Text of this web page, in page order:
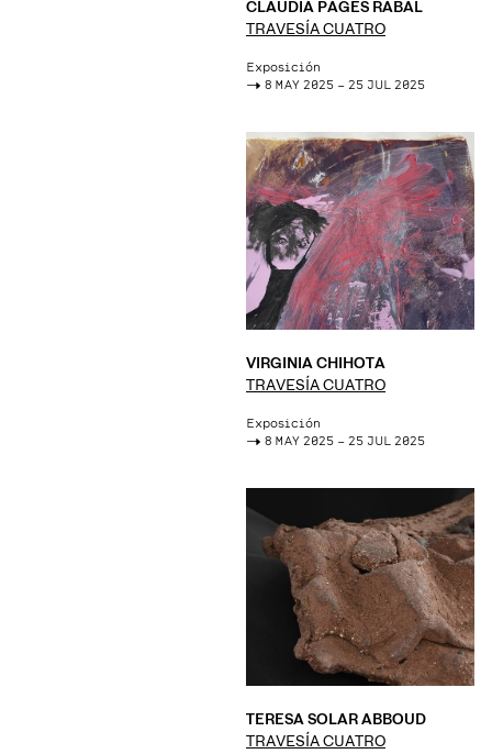
CLAUDIA PAGÈS RABAL
TRAVESÍA CUATRO
Exposición
-> 8 MAY 2025 – 25 JUL 2025
VIRGINIA CHIHOTA
TRAVESÍA CUATRO
Exposición
-> 8 MAY 2025 – 25 JUL 2025
TERESA SOLAR ABBOUD
TRAVESÍA CUATRO